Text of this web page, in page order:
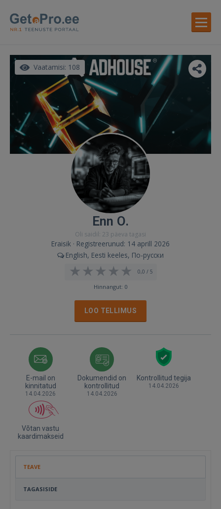
Vaatamisi: 108
Enn O.
Oli saidil: 23 päeva tagasi
Eraisik · Registreerunud: 14 aprill 2026
English, Eesti keeles, По-русски
0,0 / 5
Hinnangut: 0
LOO TELLIMUS
E-mail on
kinnitatud
14.04.2026
Dokumendid on
kontrollitud
14.04.2026
Kontrollitud tegija
14.04.2026
Võtan vastu
kaardimakseid
TEAVE
TAGASISIDE